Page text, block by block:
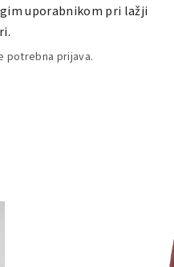
uporabnikom pri lažji
potrebna prijava.